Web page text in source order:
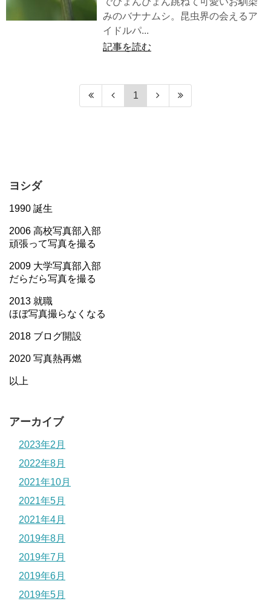
みのバナナムシ。昆虫界の会えるア
イドルパ...
記事を読む
1
ヨシダ
1990 誕生
2006 高校写真部入部
頑張って写真を撮る
2009 大学写真部入部
だらだら写真を撮る
2013 就職
ほぼ写真撮らなくなる
2018 ブログ開設
2020 写真熱再燃
以上
アーカイブ
2023年2月
2022年8月
2021年10月
2021年5月
2021年4月
2019年8月
2019年7月
2019年6月
2019年5月